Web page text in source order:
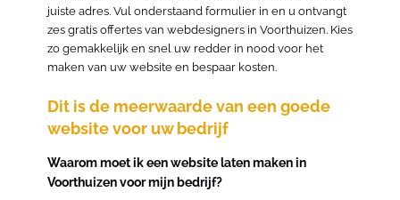
juiste adres. Vul onderstaand formulier in en u ontvangt
zes gratis offertes van webdesigners in Voorthuizen. Kies
zo gemakkelijk en snel uw redder in nood voor het
maken van uw website en bespaar kosten.
Dit is de meerwaarde van een goede
website voor uw bedrijf
Waarom moet ik een website laten maken in
Voorthuizen voor mijn bedrijf?